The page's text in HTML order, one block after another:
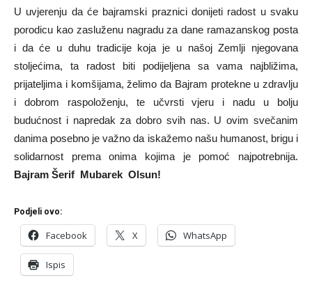
U uvjerenju da će bajramski praznici donijeti radost u svaku
porodicu kao zasluženu nagradu za dane ramazanskog posta
i da će u duhu tradicije koja je u našoj Zemlji njegovana
stoljećima, ta radost biti podijeljena sa vama najbližima,
prijateljima i komšijama, želimo da Bajram protekne u zdravlju
i dobrom raspoloženju, te učvrsti vjeru i nadu u bolju
budućnost i napredak za dobro svih nas. U ovim svečanim
danima posebno je važno da iskažemo našu humanost, brigu i
solidarnost prema onima kojima je pomoć najpotrebnija.
Bajram Šerif Mubarek Olsun!
Podjeli ovo:
Facebook X WhatsApp
Ispis